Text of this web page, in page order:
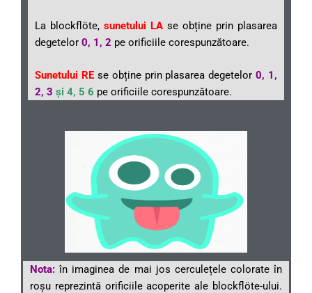
La blockflöte, sunetului LA se obține prin plasarea
degetelor 0, 1, 2 pe orificiile corespunzătoare.
Sunetului REse obține prin plasarea degetelor0, 1,
2, 3 și 4, 5 6 pe orificiile corespunzătoare.
Nota: în imaginea de mai jos cerculețele colorate în
roșu reprezintă orificiile acoperite ale blockflöte-ului.